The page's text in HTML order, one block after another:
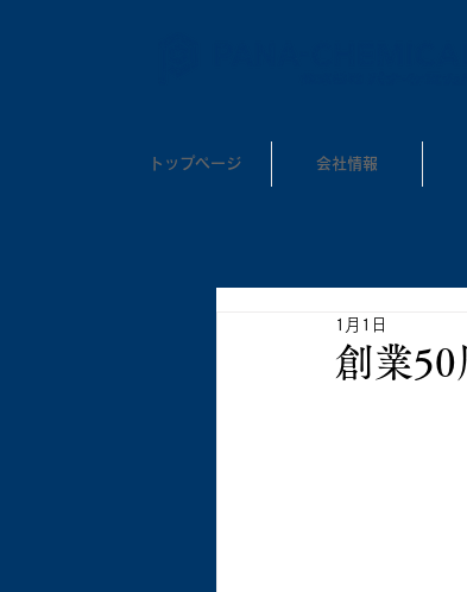
トップページ 会社情報
創業
1月1日